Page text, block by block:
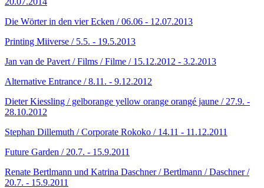
Die Wörter in den vier Ecken / 06.06 - 12.07.2013
Printing Miiverse / 5.5. - 19.5.2013
Jan van de Pavert / Films / Filme / 15.12.2012 - 3.2.2013
Alternative Entrance / 8.11. - 9.12.2012
Dieter Kiessling / gelborange yellow orange orangé jaune / 27.9. -
28.10.2012
Stephan Dillemuth / Corporate Rokoko / 14.11 - 11.12.2011
Future Garden / 20.7. - 15.9.2011
Renate Bertlmann und Katrina Daschner / Bertlmann / Daschner /
20.7. - 15.9.2011